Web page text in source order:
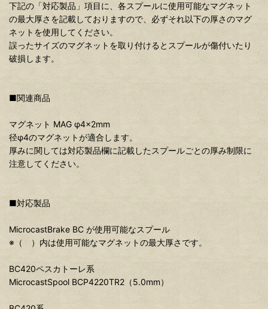
下記の「対応製品」項目に、各スプールに使用可能なマグネット
の最大厚さを記載しておりますので、必ずそれ以下の厚さのマグ
ネットを使用してください。
誤ったサイズのマグネットを取り付けるとスプールが傷付いたり
破損します。
■関連商品
マグネット MAG φ4×2mm
径φ4のマグネットが適合します。
厚みに関しては対応製品欄に記載したスプールごとの厚み制限に
注意してください。
■対応製品
MicrocastBrake BC が使用可能なスプール
※（ ）内は使用可能なマグネットの最大厚さです。
BC420ペスカトーレ系
MicrocastSpool BCP4220TR2（5.0mm）